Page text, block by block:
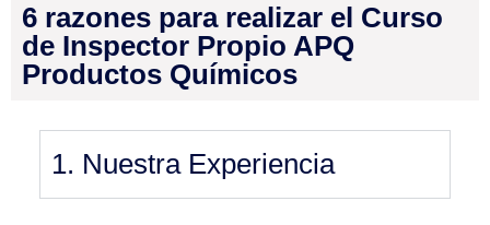
6 razones para realizar el Curso
de Inspector Propio APQ
Productos Químicos
1. Nuestra Experiencia